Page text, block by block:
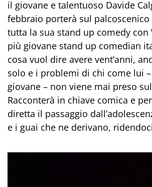
il giovane e talentuoso Davide
febbraio porterà sul
tutta la sua stand up comedy con
più giovane stand up comedian
cosa vuol dire avere vent’anni,
solo e i problemi di chi come lui
giovane – non viene mai preso
Racconterà in chiave comica e
diretta il passaggio
e i guai che ne derivano,